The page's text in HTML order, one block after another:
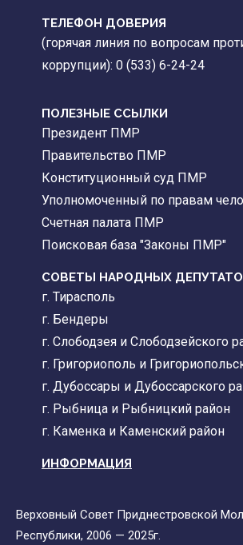
ТЕЛЕФОН ДОВЕРИЯ
(горячая линия по вопросам
коррупции): 0 (533) 6-24-24
ПОЛЕЗНЫЕ ССЫЛКИ
Президент ПМР
Правительство ПМР
Конституционный суд ПМР
Уполномоченный по правам
Счетная палата ПМР
Поисковая база "Законы ПМР"
СОВЕТЫ НАРОДНЫХ
г. Тирасполь
г. Бендеры
г. Слободзея и Слободзейского
г. Григориополь и
г. Дубоссары и Дубоссарского
г. Рыбница и Рыбницкий район
г. Каменка и Каменский район
ИНФОРМАЦИЯ
Верховный Совет Приднестровской
Республики, 2006 — 2025г.